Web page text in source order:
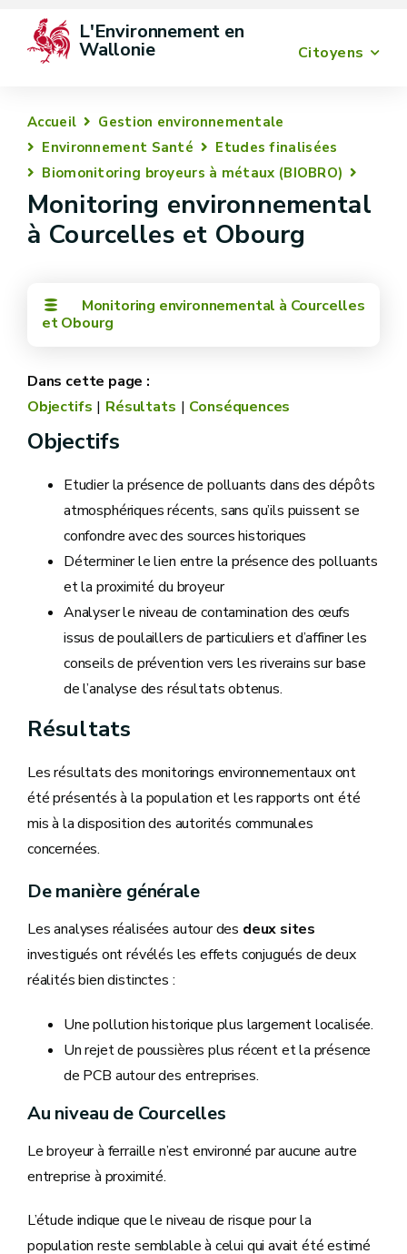
Citoyens
L'Environnement en
Wallonie
Accueil
Gestion environnementale
Environnement Santé
Etudes finalisées
Biomonitoring broyeurs à métaux (BIOBRO)
Monitoring environnemental
à Courcelles et Obourg
Monitoring environnemental à Courcelles
et Obourg
Objectifs Résultats Conséquences
Objectifs
Etudier la présence de polluants dans des dépôts
atmosphériques récents, sans qu’ils puissent se
confondre avec des sources historiques
Déterminer le lien entre la présence des polluants
et la proximité du broyeur
Analyser le niveau de contamination des œufs
issus de poulaillers de particuliers et d’affiner les
conseils de prévention vers les riverains sur base
de l’analyse des résultats obtenus.
Résultats
Les résultats des monitorings environnementaux ont
été présentés à la population et les rapports ont été
mis à la disposition des autorités communales
concernées.
De manière générale
Les analyses réalisées autour des deux sites
investigués ont révélés les effets conjugués de deux
réalités bien distinctes :
Une pollution historique plus largement localisée.
Un rejet de poussières plus récent et la présence
de PCB autour des entreprises.
Au niveau de Courcelles
Le broyeur à ferraille n’est environné par aucune autre
entreprise à proximité.
L’étude indique que le niveau de risque pour la
population reste semblable à celui qui avait été estimé